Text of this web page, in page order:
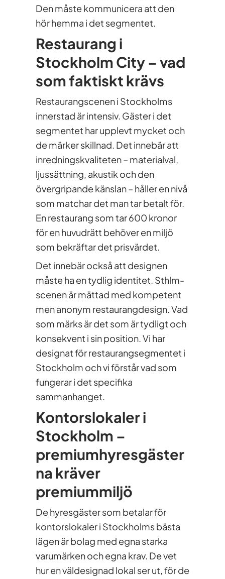
Den måste kommunicera att den
hör hemma i det segmentet.
Restaurang i
Stockholm City – vad
som faktiskt krävs
Restaurangscenen i Stockholms
innerstad är intensiv. Gäster i det
segmentet har upplevt mycket och
de märker skillnad. Det innebär att
inredningskvaliteten – materialval,
ljussättning, akustik och den
övergripande känslan – håller en nivå
som matchar det man tar betalt för.
En restaurang som tar 600 kronor
för en huvudrätt behöver en miljö
som bekräftar det prisvärdet.
Det innebär också att designen
måste ha en tydlig identitet. Sthlm-
scenen är mättad med kompetent
men anonym restaurangdesign. Vad
som märks är det som är tydligt och
konsekvent i sin position. Vi har
designat för restaurangsegmentet i
Stockholm och vi förstår vad som
fungerar i det specifika
sammanhanget.
Kontorslokaler i
Stockholm –
premiumhyresgäster
na kräver
premiummiljö
De hyresgäster som betalar för
kontorslokaler i Stockholms bästa
lägen är bolag med egna starka
varumärken och egna krav. De vet
hur en väldesignad lokal ser ut, för de